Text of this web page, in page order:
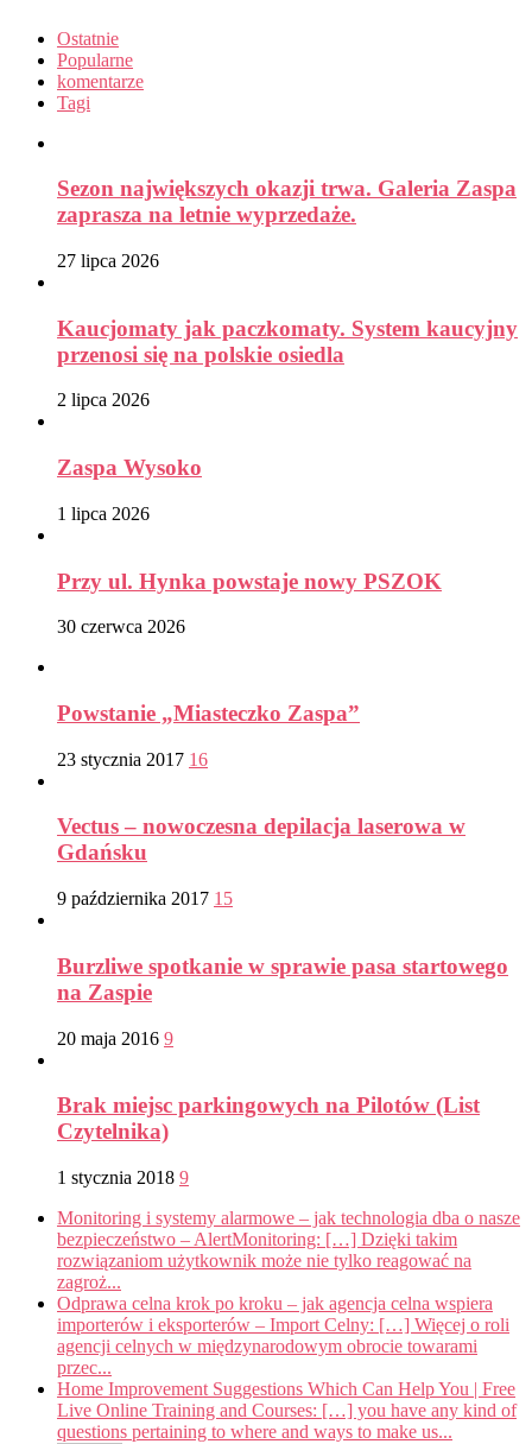
Ostatnie
Popularne
komentarze
Tagi
Sezon największych okazji trwa. Galeria Zaspa
zaprasza na letnie wyprzedaże.
27 lipca 2026
Kaucjomaty jak paczkomaty. System kaucyjny
przenosi się na polskie osiedla
2 lipca 2026
Zaspa Wysoko
1 lipca 2026
Przy ul. Hynka powstaje nowy PSZOK
30 czerwca 2026
Powstanie „Miasteczko Zaspa”
23 stycznia 2017 16
Vectus – nowoczesna depilacja laserowa w
Gdańsku
9 października 2017 15
Burzliwe spotkanie w sprawie pasa startowego
na Zaspie
20 maja 2016 9
Brak miejsc parkingowych na Pilotów (List
Czytelnika)
1 stycznia 2018 9
Monitoring i systemy alarmowe – jak technologia dba o nasze
bezpieczeństwo – AlertMonitoring: […] Dzięki takim
rozwiązaniom użytkownik może nie tylko reagować na
zagroż...
Odprawa celna krok po kroku – jak agencja celna wspiera
importerów i eksporterów – Import Celny: […] Więcej o roli
agencji celnych w międzynarodowym obrocie towarami
przec...
Home Improvement Suggestions Which Can Help You | Free
Live Online Training and Courses: […] you have any kind of
questions pertaining to where and ways to make us...